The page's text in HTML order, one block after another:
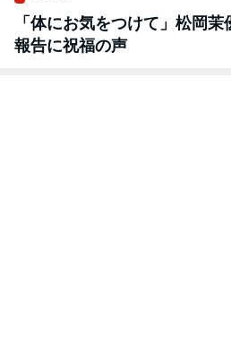
「体にお気をつけて」松岡茉
報告に祝福の声